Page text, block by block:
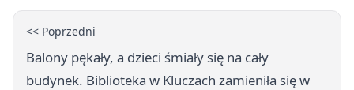
<< Poprzedni
Balony pękały, a dzieci śmiały się na cały
budynek. Biblioteka w Kluczach zamieniła się w